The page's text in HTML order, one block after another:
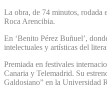
La obra, de 74 minutos, rodada
Roca Arencibia.
En ‘Benito Pérez Buñuel’,
intelectuales y artísticas del
Premiada en festivales
Canaria y Telemadrid. Su
Galdosiano” en la Universidad